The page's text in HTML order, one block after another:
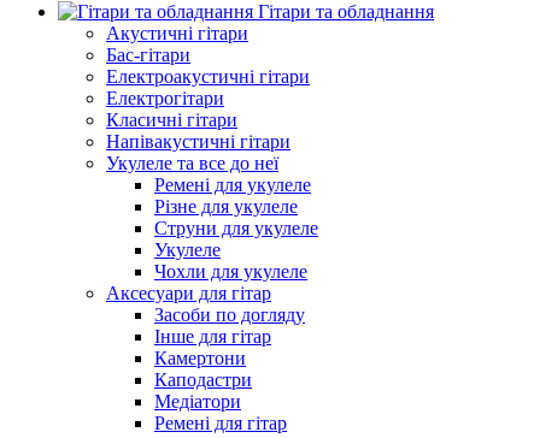
Гітари та обладнання
Акустичні гітари
Бас-гітари
Електроакустичні гітари
Електрогітари
Класичні гітари
Напівакустичні гітари
Укулеле та все до неї
Ремені для укулеле
Різне для укулеле
Струни для укулеле
Укулеле
Чохли для укулеле
Аксесуари для гітар
Засоби по догляду
Інше для гітар
Камертони
Каподастри
Медіатори
Ремені для гітар